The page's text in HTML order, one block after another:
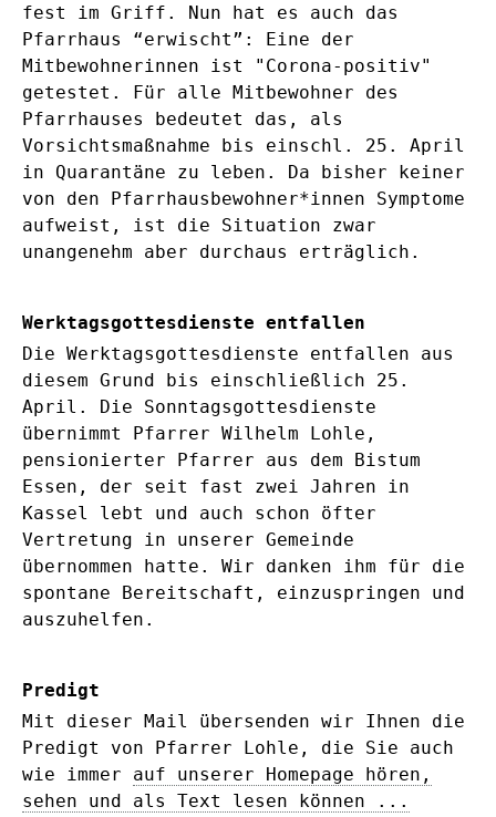
fest im Griff. Nun hat es auch das
Pfarrhaus “erwischt”: Eine der
Mitbewohnerinnen ist "Corona-positiv"
getestet. Für alle Mitbewohner des
Pfarrhauses bedeutet das, als
Vorsichtsmaßnahme bis einschl. 25. April
in Quarantäne zu leben. Da bisher keiner
von den Pfarrhausbewohner*innen Symptome
aufweist, ist die Situation zwar
unangenehm aber durchaus erträglich.
Werktagsgottesdienste entfallen
Die Werktagsgottesdienste entfallen aus
diesem Grund bis einschließlich 25.
April. Die Sonntagsgottesdienste
übernimmt Pfarrer Wilhelm Lohle,
pensionierter Pfarrer aus dem Bistum
Essen, der seit fast zwei Jahren in
Kassel lebt und auch schon öfter
Vertretung in unserer Gemeinde
übernommen hatte. Wir danken ihm für die
spontane Bereitschaft, einzuspringen und
auszuhelfen.
Predigt
Mit dieser Mail übersenden wir Ihnen die
Predigt von Pfarrer Lohle, die Sie auch
wie immer auf unserer Homepage hören,
sehen und als Text lesen können ...